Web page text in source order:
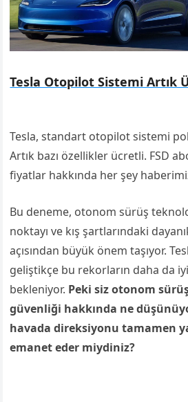
Tesla Otopilot Sistemi Artık
Tesla, standart otopilot sistemi
Artık bazı özellikler ücretli. FSD
fiyatlar hakkında her şey
Bu deneme, otonom sürüş
noktayı ve kış şartlarındaki
açısından büyük önem taşıyor.
geliştikçe bu rekorların daha da
bekleniyor. Peki siz otonom
güvenliği hakkında ne
havada direksiyonu tamamen
emanet eder miydiniz?